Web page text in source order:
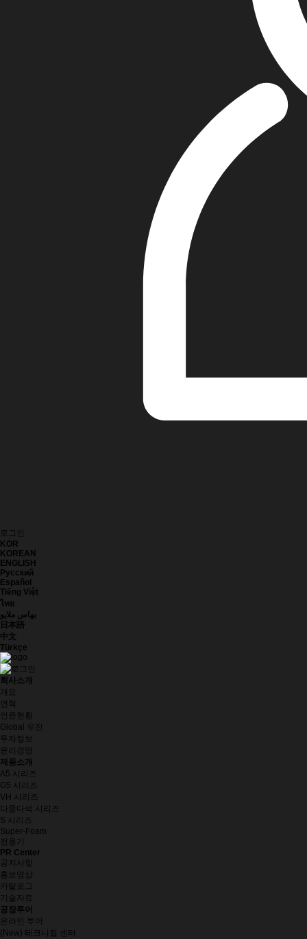
로그인
KOR
KOREAN
ENGLISH
Русский
Español
Tiếng Việt
ไทย
بهاس ملايو
日本語
中文
Türkçe
회사소개
개요
연혁
인증현황
Global 우진
투자정보
윤리경영
제품소개
A5 시리즈
G5 시리즈
VH 시리즈
다중다색 시리즈
S 시리즈
Super-Foam
전용기
PR Center
공지사항
홍보영상
카탈로그
기술자료
공장투어
온라인 투어
(New) 테크니컬 센터